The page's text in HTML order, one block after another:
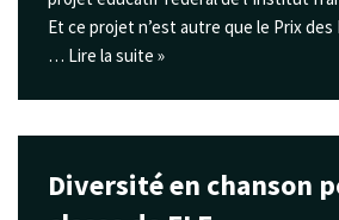
Et ce projet n’est autre que le Prix des
… Lire la suite »
Diversité en chanson